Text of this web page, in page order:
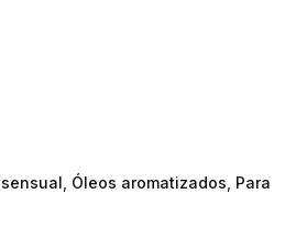
Óleos aromatizados Para